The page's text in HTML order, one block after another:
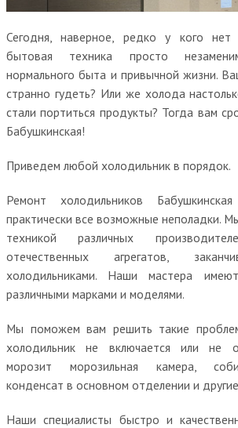
Сегодня, наверное, редко у кого нет
бытовая техника просто
нормального быта и привычной жизни.
странно гудеть? Или же холода
стали портиться продукты? Тогда вам
Бабушкинская!
Приведем любой холодильник в порядок.
Ремонт холодильников
практически все возможные неполадки.
техникой различных
отечественных агрегатов,
холодильниками. Наши мастера
различными марками и моделями.
Мы поможем вам решить такие
холодильник не включается или не
морозит морозильная камера,
конденсат в основном отделении и
Наши специалисты быстро и